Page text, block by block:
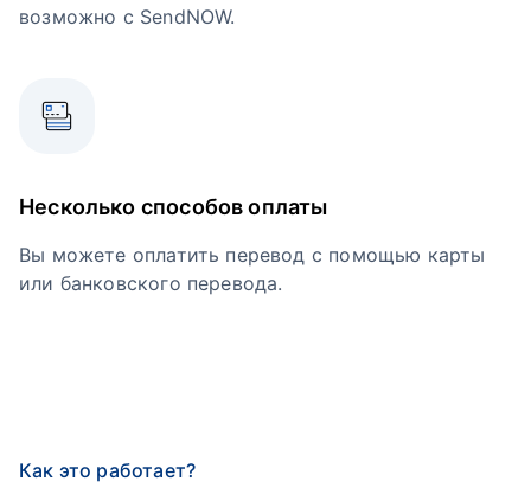
возможно с SendNOW.
Несколько способов оплаты
Вы можете оплатить перевод с помощью карты
или банковского перевода.
Как это работает?